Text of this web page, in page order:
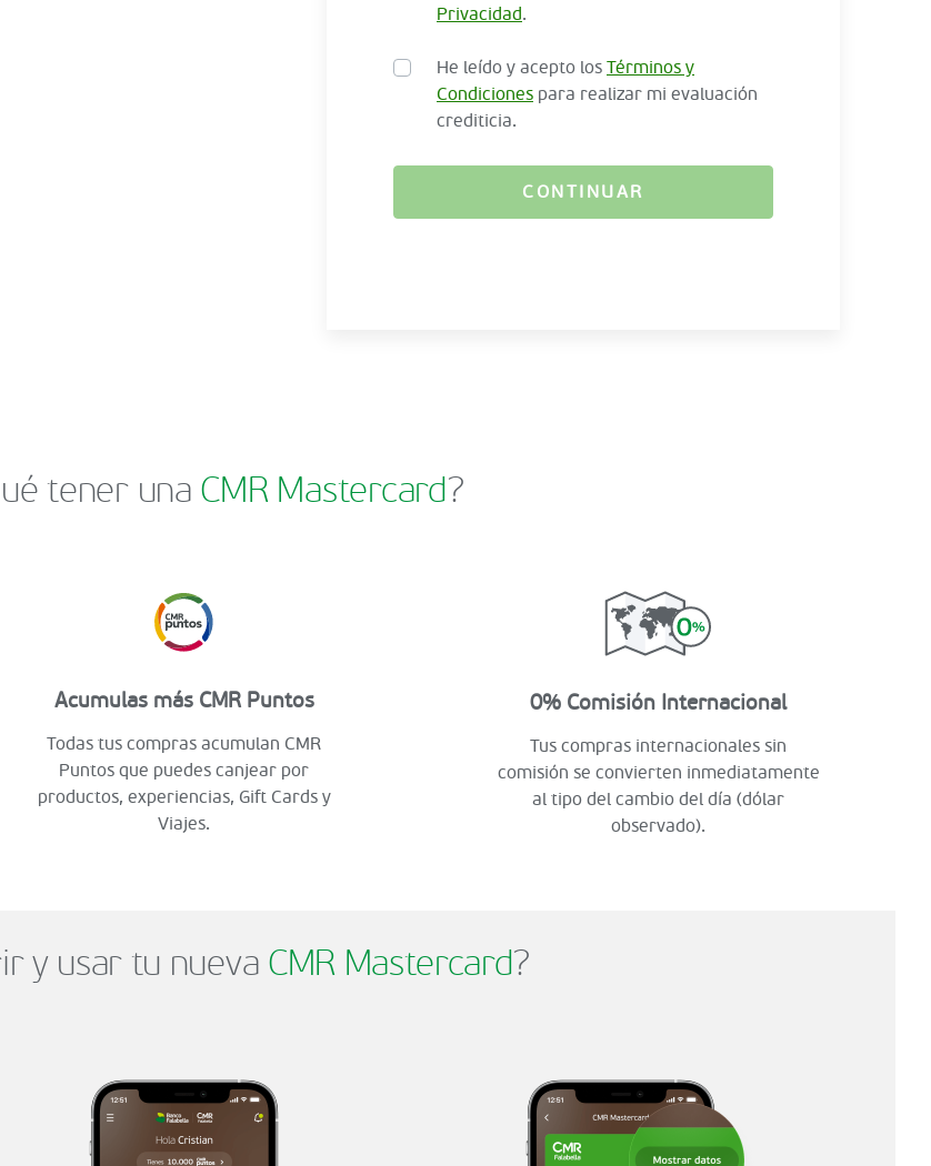
Privacidad.
He leído y acepto los Términos y
Condiciones para realizar mi evaluación
crediticia.
CONTINUAR
tener una CMR Mastercard?
Acumulas más CMR Puntos
Todas tus compras acumulan CMR
Puntos que puedes canjear por
productos, experiencias, Gift Cards y
Viajes.
0% Comisión Internacional
Tus compras internacionales sin
comisión se convierten inmediatamente
al tipo del cambio del día (dólar
observado).
y usar tu nueva CMR Mastercard?